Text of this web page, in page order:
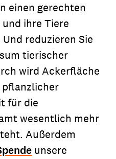
einen gerechten
ihre Tiere
reduzieren Sie
tierischer
wird Ackerfläche
für die
wesentlich mehr
Außerdem
unsere